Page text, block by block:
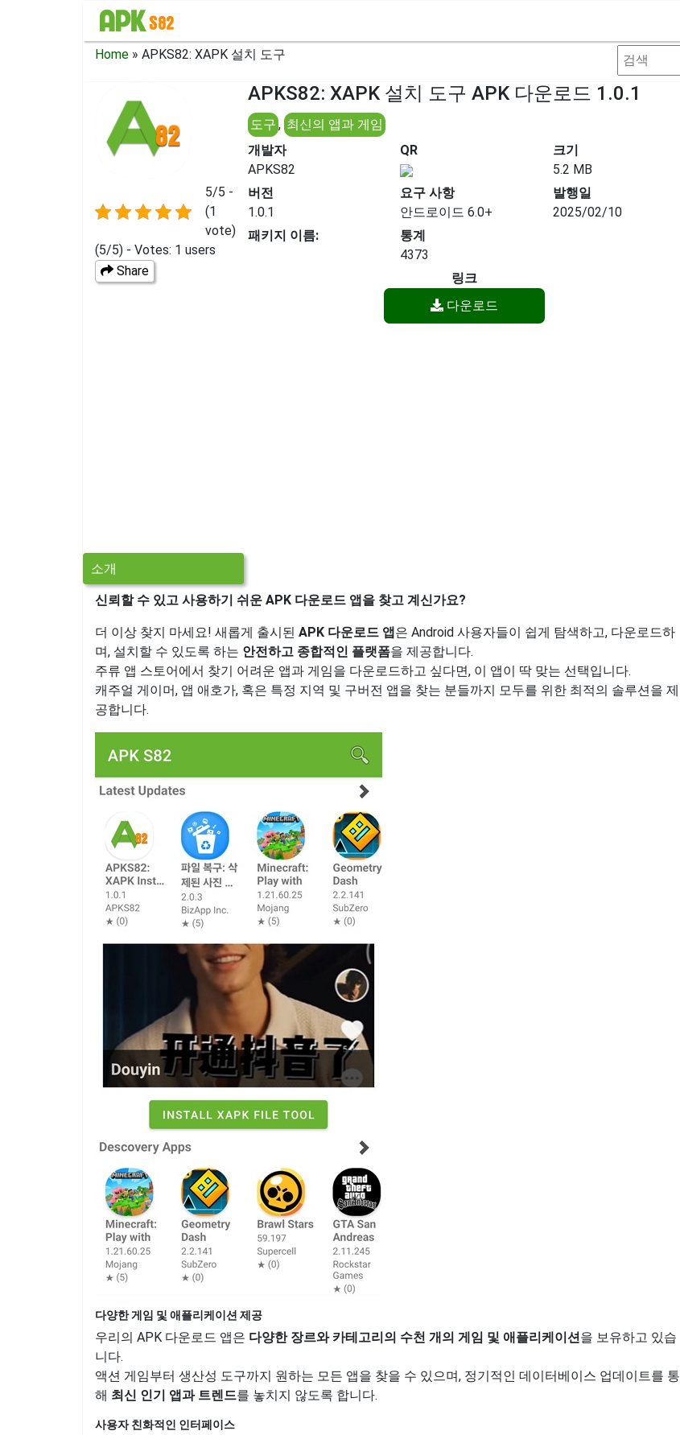
Home » APKS82: XAPK 설치 도구
5/5 -
(1
vote)
(5/5) - Votes: 1 users
Share
APKS82: XAPK 설치 도구 APK 다운로드 1.0.1
도구, 최신의 앱과 게임
개발자
APKS82
QR
크기
5.2 MB
버전
1.0.1
요구 사항
안드로이드 6.0+
발행일
2025/02/10
패키지 이름:
통계
4373
링크
다운로드
소개
신뢰할 수 있고 사용하기 쉬운 APK 다운로드 앱을 찾고 계신가요?
더 이상 찾지 마세요! 새롭게 출시된 APK 다운로드 앱은 Android 사용자들이 쉽게 탐색하고, 다운로드하
며, 설치할 수 있도록 하는 안전하고 종합적인 플랫폼을 제공합니다.
주류 앱 스토어에서 찾기 어려운 앱과 게임을 다운로드하고 싶다면, 이 앱이 딱 맞는 선택입니다.
캐주얼 게이머, 앱 애호가, 혹은 특정 지역 및 구버전 앱을 찾는 분들까지 모두를 위한 최적의 솔루션을 제
공합니다.
다양한 게임 및 애플리케이션 제공
우리의 APK 다운로드 앱은 다양한 장르와 카테고리의 수천 개의 게임 및 애플리케이션을 보유하고 있습
니다.
액션 게임부터 생산성 도구까지 원하는 모든 앱을 찾을 수 있으며, 정기적인 데이터베이스 업데이트를 통
해 최신 인기 앱과 트렌드를 놓치지 않도록 합니다.
사용자 친화적인 인터페이스